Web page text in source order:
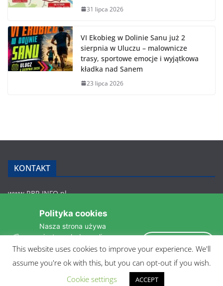
31 lipca 2026
VI Ekobieg w Dolinie Sanu już 2
sierpnia w Uluczu – malownicze
trasy, sportowe emocje i wyjątkowa
kładka nad Sanem
23 lipca 2026
KONTAKT
www.RBR.INFO.pl
36-200 Brzozów
rbr.info.pl@gmail.com
POLITYKA PRYWATNOŚCI
This website uses cookies to improve your experience. We'll
assume you're ok with this, but you can opt-out if you wish.
Cookie settings
ACCEPT
Polityka cookies
Nasza strona używa
ciasteczek do analizy
statystyk i zapewnienia
pomiędzi wizytami.
Czytaj więcej »
Akceptuję